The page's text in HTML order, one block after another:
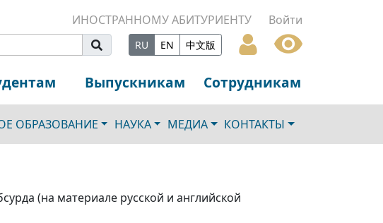
ИНОСТРАННОМУ АБИТУРИЕНТУ Войти
RU EN 中文版
Выпускникам Сотрудникам
ОБРАЗОВАНИЕ НАУКА МЕДИА КОНТАКТЫ
(на материале русской и английской